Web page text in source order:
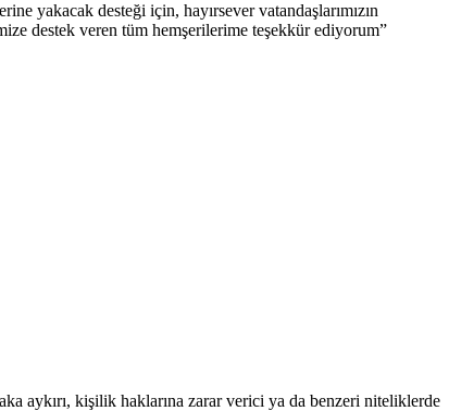
yakacak desteği için, hayırsever vatandaşlarımızın
destek veren tüm hemşerilerime teşekkür ediyorum”
aykırı, kişilik haklarına zarar verici ya da benzeri niteliklerde